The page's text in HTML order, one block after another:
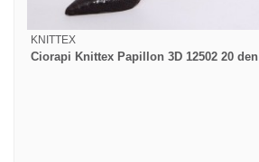
KNITTEX
Ciorapi Knittex Papillon 3D 12502 20 den